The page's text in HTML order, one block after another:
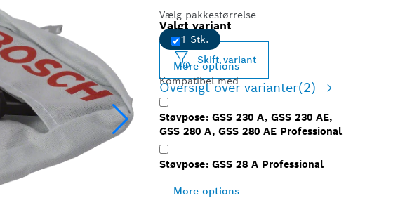
Vælg pakkestørrelse
1 Stk.
More options
Kompatibel med
Støvpose: GSS 230 A, GSS 230 AE,
GSS 280 A, GSS 280 AE Professional
Støvpose: GSS 28 A Professional
More options
Valgt variant
Skift variant
Oversigt over varianter(2)